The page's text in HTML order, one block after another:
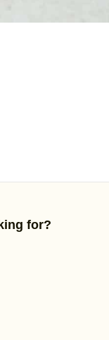
for?